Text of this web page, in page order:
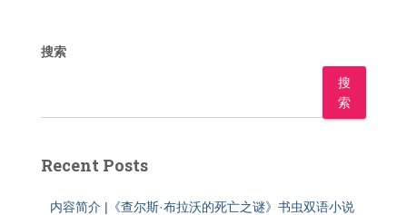
搜索
搜
索
Recent Posts
内容简介 |《查尔斯·布拉沃的死亡之谜》书虫双语小说